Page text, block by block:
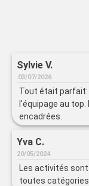
Sylvie V.
03/07/2026
Tout était parfait:
l'équipage au
encadrées.
Yva C.
20/05/2024
Les activités
toutes catégories.